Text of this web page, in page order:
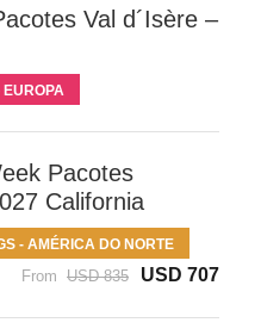
Val d´Isère –
EUROPA
Pacotes
California
- AMÉRICA DO NORTE
From USD 835 USD 707